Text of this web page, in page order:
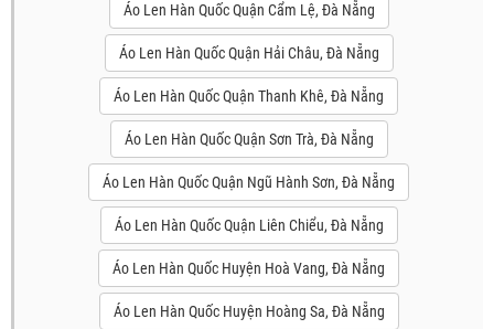
Áo Len Hàn Quốc Quận Cẩm Lệ, Đà Nẵng
Áo Len Hàn Quốc Quận Hải Châu, Đà Nẵng
Áo Len Hàn Quốc Quận Thanh Khê, Đà Nẵng
Áo Len Hàn Quốc Quận Sơn Trà, Đà Nẵng
Áo Len Hàn Quốc Quận Ngũ Hành Sơn, Đà Nẵng
Áo Len Hàn Quốc Quận Liên Chiểu, Đà Nẵng
Áo Len Hàn Quốc Huyện Hoà Vang, Đà Nẵng
Áo Len Hàn Quốc Huyện Hoàng Sa, Đà Nẵng